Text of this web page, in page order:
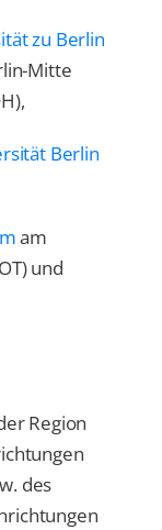
zu Berlin
Mitte
Berlin
am
und
Region
des